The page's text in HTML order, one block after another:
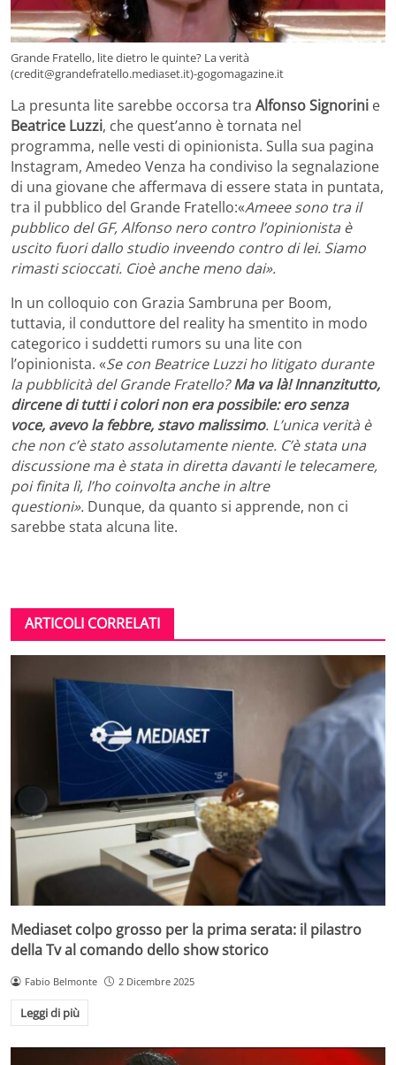
Grande Fratello, lite dietro le quinte? La verità
(credit@grandefratello.mediaset.it)-gogomagazine.it
La presunta lite sarebbe occorsa tra Alfonso Signorini e
Beatrice Luzzi, che quest’anno è tornata nel
programma, nelle vesti di opinionista. Sulla sua pagina
Instagram, Amedeo Venza ha condiviso la segnalazione
di una giovane che affermava di essere stata in puntata,
tra il pubblico del Grande Fratello:«Ameee sono tra il
pubblico del GF, Alfonso nero contro l’opinionista è
uscito fuori dallo studio inveendo contro di lei. Siamo
rimasti scioccati. Cioè anche meno dai».
In un colloquio con Grazia Sambruna per Boom,
tuttavia, il conduttore del reality ha smentito in modo
categorico i suddetti rumors su una lite con
l’opinionista. «Se con Beatrice Luzzi ho litigato durante
la pubblicità del Grande Fratello?Ma va là! Innanzitutto,
dircene di tutti i colori non era possibile: ero senza
voce, avevo la febbre, stavo malissimo. L’unica verità è
che non c’è stato assolutamente niente. C’è stata una
discussione ma è stata in diretta davanti le telecamere,
poi finita lì, l’ho coinvolta anche in altre
questioni». Dunque, da quanto si apprende, non ci
sarebbe stata alcuna lite.
ARTICOLI CORRELATI
Mediaset colpo grosso per la prima serata: il pilastro
della Tv al comando dello show storico
Fabio Belmonte 2 Dicembre 2025
Leggi di più